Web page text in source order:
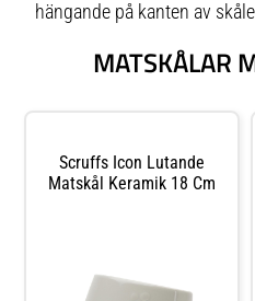
hängande på kanten av
MATSKÅLAR
Scruffs Icon Lutande
Matskål Keramik 18 Cm